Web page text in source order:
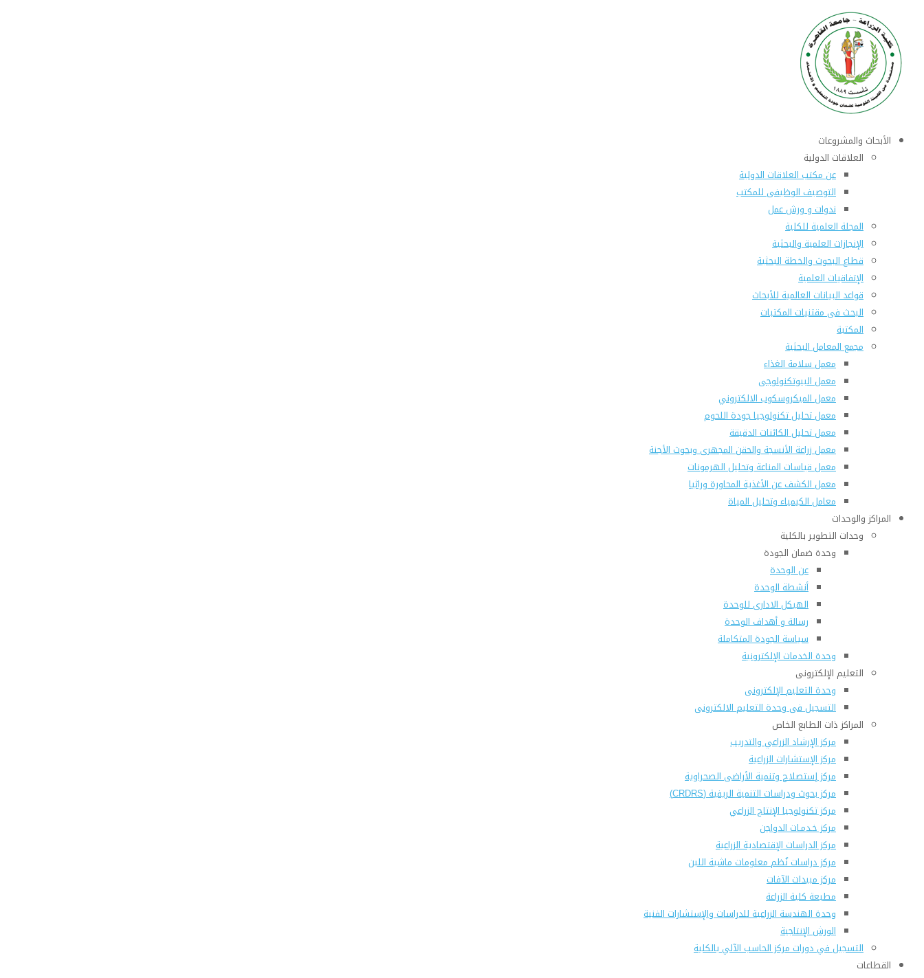
الأبحاث والمشروعات
العلاقات الدولية
عن مكتب العلاقات الدولية
التوصيف الوظيفى للمكتب
ندوات و ورش عمل
المجلة العلمية للكلية
الإنجازات العلمية والبحثية
قطاع البحوث والخطة البحثية
الإتفاقيات العلمية
قواعد البيانات العالمية للأبحاث
البحث فى مقتنيات المكتبات
المكتبة
مجمع المعامل البحثية
معمل سلامة الغذاء
معمل البيوتكنولوجى
معمل الميكروسكوب الالكتروني
معمل تحليل تكنولوجيا جودة اللحوم
معمل تحليل الكائنات الدقيقة
معمل زراعة الأنسجة والحقن المجهرى وبحوث الأجنة
معمل قياسات المناعة وتحليل الهرمونات
معمل الكشف عن الأغذية المحاورة وراثيا
معامل الكيمياء وتحليل المياة
المراكز والوحدات
وحدات التطوير بالكلية
وحدة ضمان الجودة
عن الوحدة
أنشطة الوحدة
الهيكل الادارى للوحدة
رسالة و أهداف الوحدة
سياسة الجودة المتكاملة
وحدة الخدمات الإلكترونية
التعليم الإلكترونى
وحدة التعليم الإلكترونى
التسجيل فى وحدة التعليم الالكترونى
المراكز ذات الطابع الخاص
مركز الإرشاد الزراعي والتدريب
مركز الإستشارات الزراعية
مركز إستصلاح وتنمية الأراضى الصحراوية
مركز بحوث ودراسات التنمية الريفية (CRDRS)
مركز تكنولوجيا الإنتاج الزراعي
مركز خـدمـات الدواجن
مركز الدراسات الإقتصادية الزراعية
مركز دراسات نُظم معلومات ماشية اللبن
مركز مبيدات الآفات
مطبعة كلية الزراعة
وحدة الهندسة الزراعية للدراسات والإستشارات الفنية
الورش الإنتاجية
التسجيل في دورات مركز الحاسب الآلي بالكلية
القطاعات